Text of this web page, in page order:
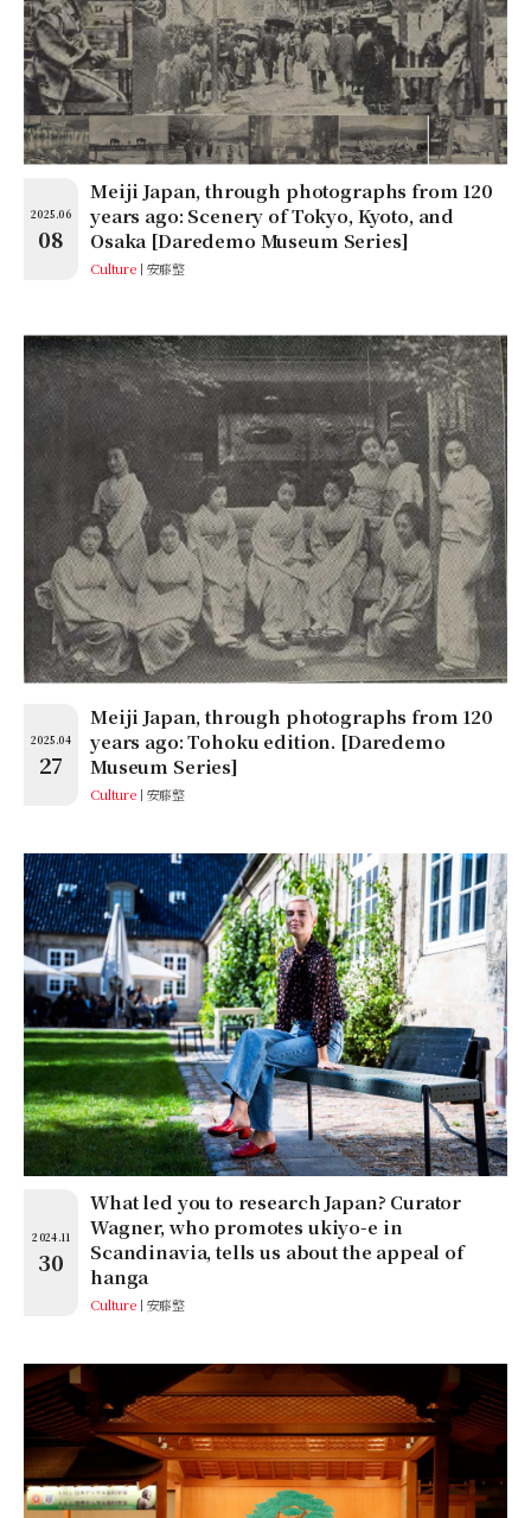
2025.06
08
Meiji Japan, through photographs from 120
years ago: Scenery of Tokyo, Kyoto, and
Osaka [Daredemo Museum Series]
Culture 安藤整
2025.04
27
Meiji Japan, through photographs from 120
years ago: Tohoku edition. [Daredemo
Museum Series]
Culture 安藤整
2024.11
30
What led you to research Japan? Curator
Wagner, who promotes ukiyo-e in
Scandinavia, tells us about the appeal of
hanga
Culture 安藤整